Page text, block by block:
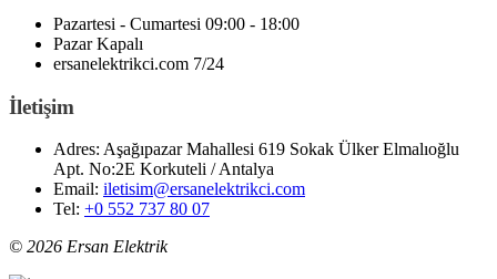
Pazartesi - Cumartesi 09:00 - 18:00
Pazar Kapalı
ersanelektrikci.com 7/24
İletişim
Adres: Aşağıpazar Mahallesi 619 Sokak Ülker Elmalıoğlu
Apt. No:2E Korkuteli / Antalya
Email: iletisim@ersanelektrikci.com
Tel: +0 552 737 80 07
© 2026 Ersan Elektrik